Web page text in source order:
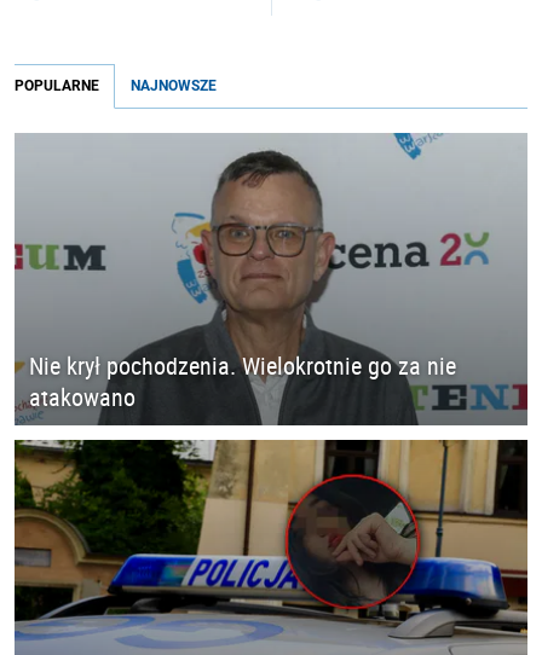
POPULARNE NAJNOWSZE
Nie krył pochodzenia. Wielokrotnie go za nie
atakowano